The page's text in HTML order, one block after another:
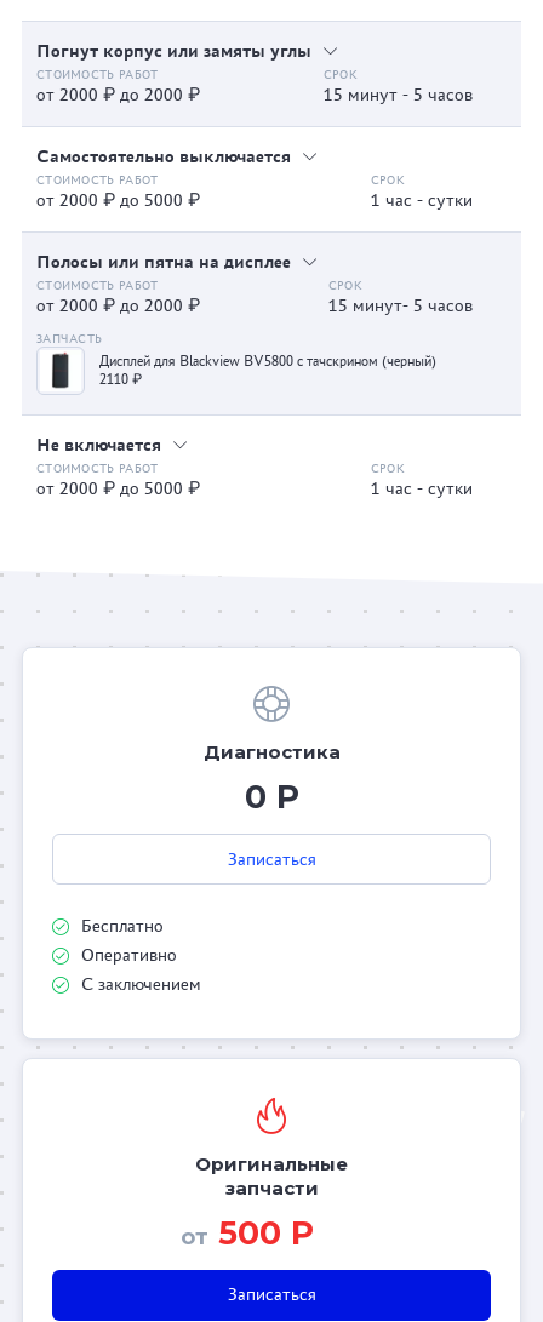
Погнут корпус или замяты углы
от 2000 ₽ до 2000 ₽ 15 минут - 5 часов
Самостоятельно выключается
от 2000 ₽ до 5000 ₽ 1 час - сутки
Полосы или пятна на дисплее
от 2000 ₽ до 2000 ₽ 15 минут- 5 часов
Дисплей для Blackview BV5800 с тачскрином (черный)
2110 ₽
Не включается
от 2000 ₽ до 5000 ₽ 1 час - сутки
Диагностика
0 Р
Записаться
Бесплатно
Оперативно
С заключением
Оригинальные
запчасти
от 500 Р
Записаться